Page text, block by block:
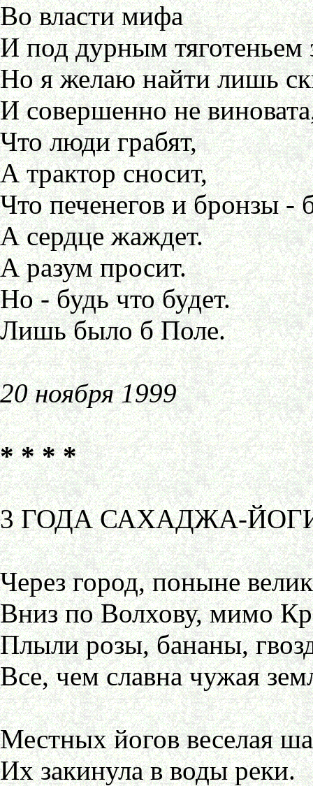
Во власти мифа
И под дурным тяготеньем
Но я желаю найти лишь
И совершенно не
Что люди грабят,
А трактор сносит,
Что печенегов и бронзы -
А сердце жаждет.
А разум просит.
Но - будь что будет.
Лишь было б Поле.
20 ноября 1999
* * * *
3 ГОДА САХАДЖА-
Через город, поныне
Вниз по Волхову, мимо
Плыли розы, бананы,
Все, чем славна чужая
Местных йогов веселая
Их закинула в воды реки.